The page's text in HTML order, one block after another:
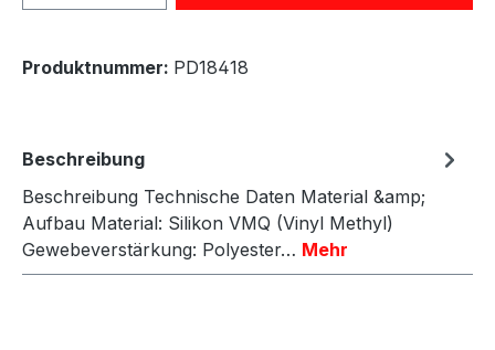
Produktnummer: PD18418
Beschreibung
Beschreibung Technische Daten Material &amp;
Aufbau Material: Silikon VMQ (Vinyl Methyl)
Gewebeverstärkung: Polyester… Mehr